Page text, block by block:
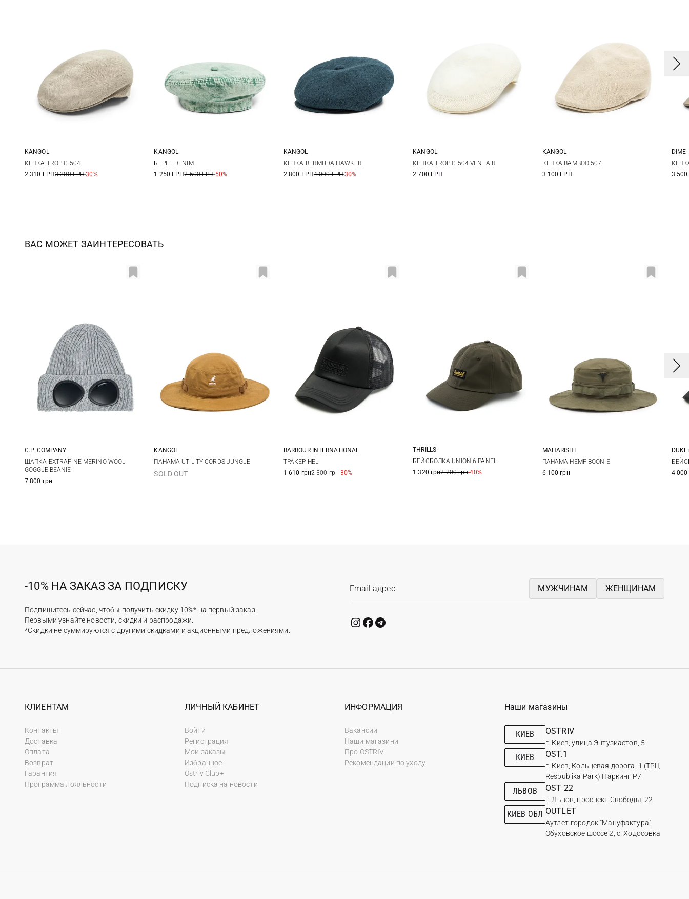
S M
KANGOL
КЕПКА TROPIC 504
2 310 ГРН3 300 ГРН-30%
L/XL
KANGOL
БЕРЕТ DENIM
1 250 ГРН2 500 ГРН-50%
L
KANGOL
КЕПКА BERMUDA HAWKER
2 800 ГРН4 000 ГРН-30%
S M L
KANGOL
КЕПКА TROPIC 504 VENTAIR
2 700 ГРН
M L
KANGOL
КЕПКА BAMBOO 507
3 100 ГРН
DIME
3
ВАС МОЖЕТ ЗАИНТЕРЕСОВАТЬ
One size
C.P. COMPANY
ШАПКА EXTRAFINE MERINO WOOL
GOGGLE BEANIE
7 800 грн
M L XL
KANGOL
ПАНАМА UTILITY CORDS JUNGLE
SOLD OUT
BARBOUR INTERNATIONAL
ТРАКЕР HELI
1 610 грн2 300 грн-30%
One size
THRILLS
БЕЙСБОЛКА UNION 6 PANEL
1 320 грн2 200 грн-40%
S/M L/XL
MAHARISHI
ПАНАМА HEMP BOONIE
6 100 грн
4 000
-10% НА ЗАКАЗ ЗА ПОДПИСКУ
Подпишитесь сейчас, чтобы получить скидку 10%* на первый заказ.
Первыми узнайте новости, скидки и распродажи.
*Скидки не суммируются с другими скидками и акционными предложениями.
МУЖЧИНАМ ЖЕНЩИНАМ
КЛИЕНТАМ
Контакты
Доставка
Оплата
Возврат
Гарантия
Программа лояльности
ЛИЧНЫЙ КАБИНЕТ
Войти
Регистрация
Мои заказы
Избранное
Ostriv Club+
Подписка на новости
ИНФОРМАЦИЯ
Вакансии
Наши магазини
Про OSTRIV
Рекомендации по уходу
Наши магазины
КИЕВ OSTRIV
г. Киев, улица Энтузиастов, 5
КИЕВ OST.1
г. Киев, Кольцевая дорога, 1 (ТРЦ
Respublika Park) Паркинг Р7
ЛЬВОВ OST 22
г. Львов, проспект Свободы, 22
КИЕВ ОБЛ OUTLET
Аутлет-городок "Мануфактура",
Обуховское шоссе 2, с. Ходосовка